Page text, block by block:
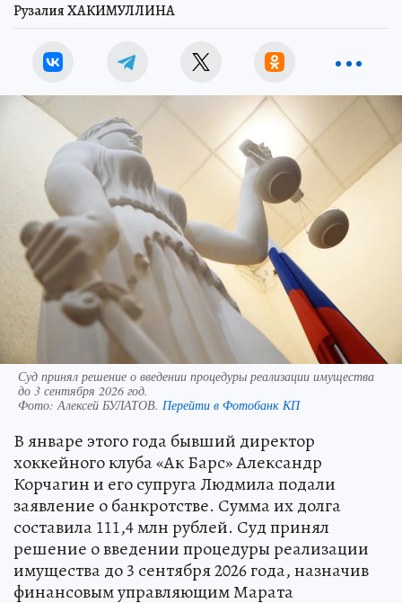
Рузалия ХАКИМУЛЛИНА
Суд принял решение о введении процедуры реализации имущества
до 3 сентября 2026 год.
Фото: Алексей БУЛАТОВ. Перейти в Фотобанк КП
В январе этого года бывший директор
хоккейного клуба «Ак Барс» Александр
Корчагин и его супруга Людмила подали
заявление о банкротстве. Сумма их долга
составила 111,4 млн рублей. Суд принял
решение о введении процедуры реализации
имущества до 3 сентября 2026 года, назначив
финансовым управляющим Марата